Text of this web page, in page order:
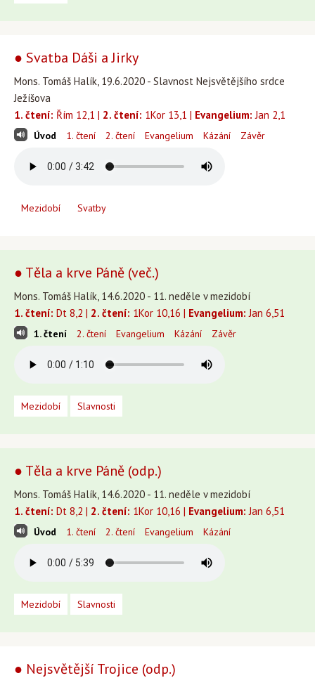
● Svatba Dáši a Jirky
Mons. Tomáš Halík, 19.6.2020 - Slavnost Nejsvětějšího srdce
Ježíšova
1. čtení: Řím 12,1 | 2. čtení: 1Kor 13,1 | Evangelium: Jan 2,1
Úvod 1. čtení 2. čtení Evangelium Kázání Závěr
Mezidobí Svatby
● Těla a krve Páně (več.)
Mons. Tomáš Halík, 14.6.2020 - 11. neděle v mezidobí
1. čtení: Dt 8,2 | 2. čtení: 1Kor 10,16 | Evangelium: Jan 6,51
1. čtení 2. čtení Evangelium Kázání Závěr
Mezidobí Slavnosti
● Těla a krve Páně (odp.)
Mons. Tomáš Halík, 14.6.2020 - 11. neděle v mezidobí
1. čtení: Dt 8,2 | 2. čtení: 1Kor 10,16 | Evangelium: Jan 6,51
Úvod 1. čtení 2. čtení Evangelium Kázání
Mezidobí Slavnosti
● Nejsvětější Trojice (odp.)